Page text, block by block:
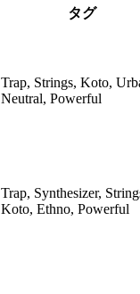
タグ
Trap, Strings, Koto,
Neutral, Powerful
Trap, Synthesizer,
Koto, Ethno, Powerful